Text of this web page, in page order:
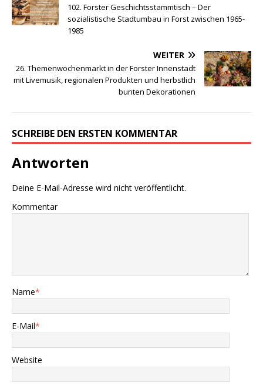
102. Forster Geschichtsstammtisch – Der
sozialistische Stadtumbau in Forst zwischen 1965-
1985
WEITER
26. Themenwochenmarkt in der Forster Innenstadt
mit Livemusik, regionalen Produkten und herbstlich
bunten Dekorationen
SCHREIBE DEN ERSTEN KOMMENTAR
Antworten
Deine E-Mail-Adresse wird nicht veröffentlicht.
Kommentar
Name*
E-Mail*
Website